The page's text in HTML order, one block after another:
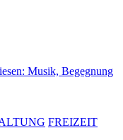
Musik, Begegnung
FREIZEIT